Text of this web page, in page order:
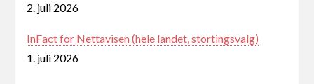
2. juli 2026
InFact for Nettavisen (hele landet, stortingsvalg)
1. juli 2026